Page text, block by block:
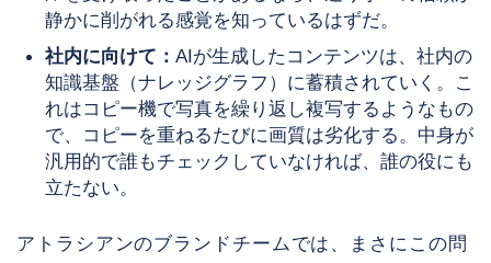
静かに削がれる感覚を知っているはずだ。
社内に向けて：AIが生成したコンテンツは、社内の
知識基盤（ナレッジグラフ）に蓄積されていく。こ
れはコピー機で写真を繰り返し複写するようなもの
で、コピーを重ねるたびに画質は劣化する。中身が
汎用的で誰もチェックしていなければ、誰の役にも
立たない。
アトラシアンのブランドチームでは、まさにこの問